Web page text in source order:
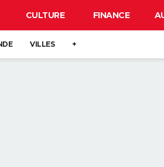
CULTURE FINANCE
VILLES +